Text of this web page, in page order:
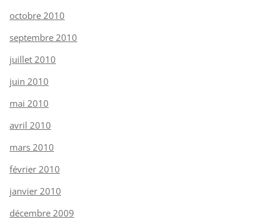
octobre 2010
septembre 2010
juillet 2010
juin 2010
mai 2010
avril 2010
mars 2010
février 2010
janvier 2010
décembre 2009